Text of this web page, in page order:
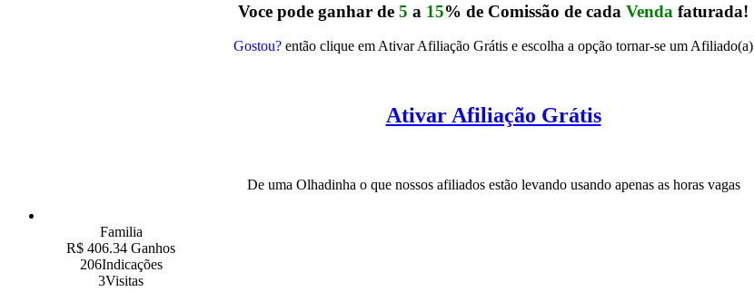
Voce pode ganhar de 5 a 15% de Comissão de cada Venda faturada!
Gostou? então clique em Ativar Afiliação Grátis e escolha a opção tornar-se um Afiliado(a)
Ativar Afiliação Grátis
De uma Olhadinha o que nossos afiliados estão levando usando apenas as horas vagas
Familia
R$ 406.34 Ganhos
206Indicações
3Visitas